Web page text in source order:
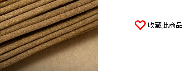
收藏此商品